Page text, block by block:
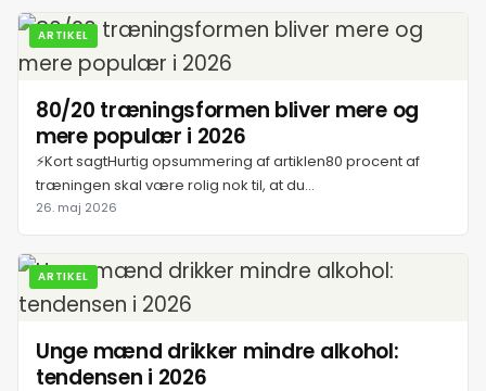
ARTIKEL
80/20 træningsformen bliver mere og
mere populær i 2026
⚡Kort sagtHurtig opsummering af artiklen80 procent af
træningen skal være rolig nok til, at du...
26. maj 2026
ARTIKEL
Unge mænd drikker mindre alkohol:
tendensen i 2026